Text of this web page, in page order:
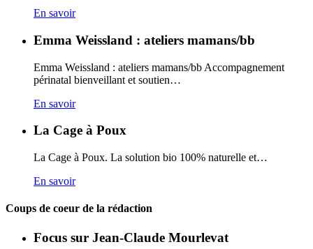
En savoir
Emma Weissland : ateliers mamans/bb
Emma Weissland : ateliers mamans/bb Accompagnement
périnatal bienveillant et soutien…
En savoir
La Cage à Poux
La Cage à Poux. La solution bio 100% naturelle et…
En savoir
Coups de coeur de la rédaction
Focus sur Jean-Claude Mourlevat